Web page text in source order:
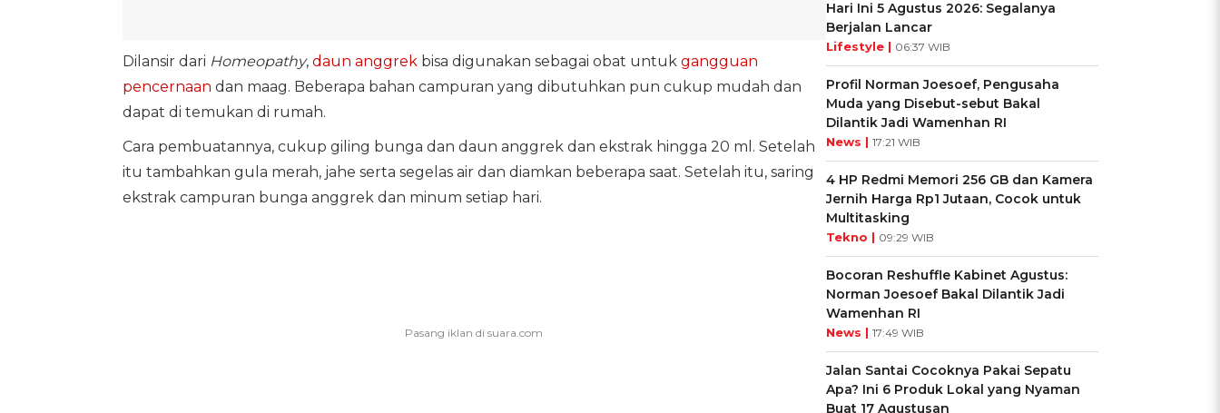
Dilansir dari Homeopathy, daun anggrek bisa digunakan sebagai obat untuk gangguan
pencernaan dan maag. Beberapa bahan campuran yang dibutuhkan pun cukup mudah dan
dapat di temukan di rumah.
Cara pembuatannya, cukup giling bunga dan daun anggrek dan ekstrak hingga 20 ml. Setelah
itu tambahkan gula merah, jahe serta segelas air dan diamkan beberapa saat. Setelah itu, saring
ekstrak campuran bunga anggrek dan minum setiap hari.
Hari Ini 5 Agustus 2026: Segalanya
Berjalan Lancar
Lifestyle | 06:37 WIB
Profil Norman Joesoef, Pengusaha
Muda yang Disebut-sebut Bakal
Dilantik Jadi Wamenhan RI
News | 17:21 WIB
4 HP Redmi Memori 256 GB dan Kamera
Jernih Harga Rp1 Jutaan, Cocok untuk
Multitasking
Tekno | 09:29 WIB
Bocoran Reshuffle Kabinet Agustus:
Norman Joesoef Bakal Dilantik Jadi
Wamenhan RI
News | 17:49 WIB
Jalan Santai Cocoknya Pakai Sepatu
Apa? Ini 6 Produk Lokal yang Nyaman
Buat 17 Agustusan